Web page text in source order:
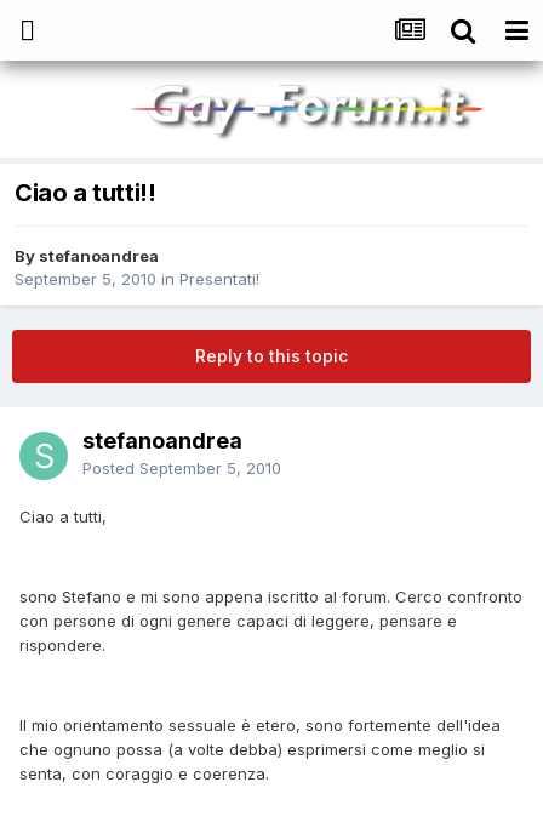
Ciao a tutti!!
By stefanoandrea
September 5, 2010 in Presentati!
Reply to this topic
stefanoandrea
Posted September 5, 2010
Ciao a tutti,
sono Stefano e mi sono appena iscritto al forum. Cerco confronto
con persone di ogni genere capaci di leggere, pensare e
rispondere.
Il mio orientamento sessuale è etero, sono fortemente dell'idea
che ognuno possa (a volte debba) esprimersi come meglio si
senta, con coraggio e coerenza.